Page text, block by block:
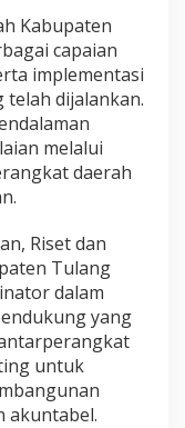
Kabupaten
capaian
implementasi
telah dijalankan.
melalui
daerah
Riset dan
Tulang
dalam
yang
untuk
akuntabel.